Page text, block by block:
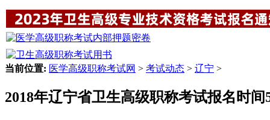
当前位置: 医学高级职称考试网 > 考试动态 > 辽宁 >
2018年辽宁省卫生高级职称考试报名时间